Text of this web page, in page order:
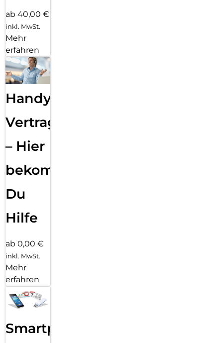
ab 40,00 €
inkl. MwSt.
Mehr
erfahren
Handy
Vertragsabwicklung
– Hier
bekommst
Du
Hilfe
ab 0,00 €
inkl. MwSt.
Mehr
erfahren
Smartphone